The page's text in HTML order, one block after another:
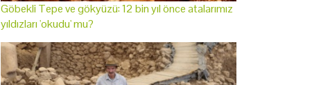
Göbekli Tepe ve gökyüzü: 12 bin yıl önce atalarımız
yıldızları 'okudu' mu?